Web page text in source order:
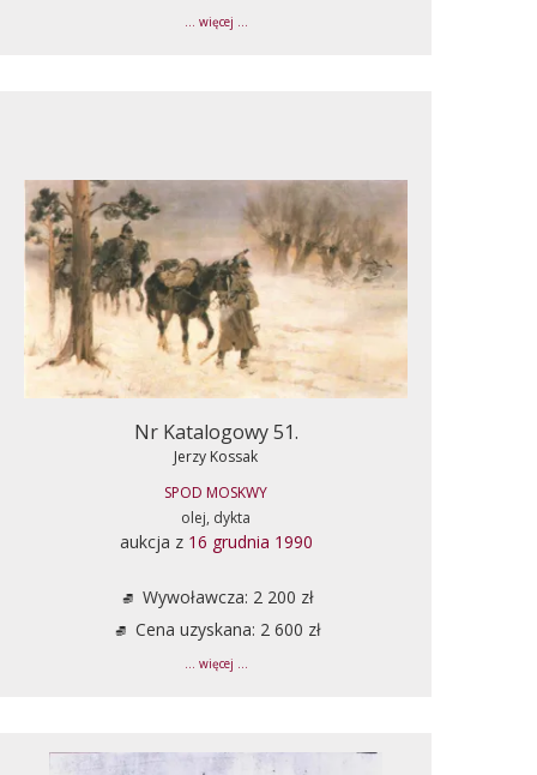
... więcej ...
Nr Katalogowy 51.
Jerzy Kossak
SPOD MOSKWY
olej, dykta
aukcja z 16 grudnia 1990
Wywoławcza: 2 200 zł
Cena uzyskana: 2 600 zł
... więcej ...